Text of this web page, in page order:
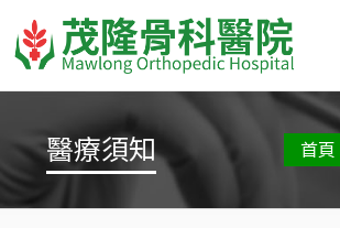
醫療須知 首頁